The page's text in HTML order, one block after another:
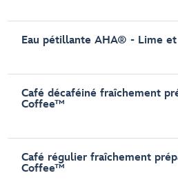
Eau pétillante AHA® - Lime
Café décaféiné fraîchement
Coffee™
Café régulier fraîchement
Coffee™